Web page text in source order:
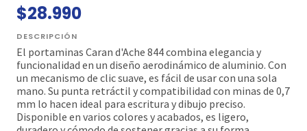
$28.990
DESCRIPCIÓN
El portaminas Caran d'Ache 844 combina elegancia y
funcionalidad en un diseño aerodinámico de aluminio. Con
un mecanismo de clic suave, es fácil de usar con una sola
mano. Su punta retráctil y compatibilidad con minas de 0,7
mm lo hacen ideal para escritura y dibujo preciso.
Disponible en varios colores y acabados, es ligero,